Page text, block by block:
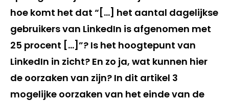
hoe komt het dat “[…] het aantal dagelijkse
gebruikers van LinkedIn is afgenomen met
25 procent […]”? Is het hoogtepunt van
LinkedIn in zicht? En zo ja, wat kunnen hier
de oorzaken van zijn? In dit artikel 3
mogelijke oorzaken van het einde van de